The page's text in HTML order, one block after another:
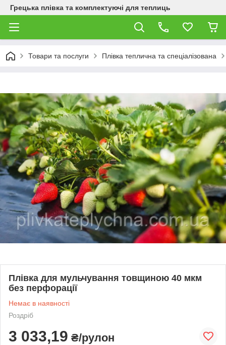
Грецька плівка та комплектуючі для теплиць
Товари та послуги Плівка теплична та спеціалізована
Плівка для мульчування товщиною 40 мкм
без перфорації
Немає в наявності
Роздріб
3 033,19 ₴/рулон